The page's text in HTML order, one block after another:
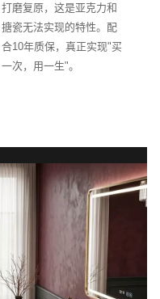
打磨复原，这是亚克力和
搪瓷无法实现的特性。配
合10年质保，真正实现"买
一次，用一生"。